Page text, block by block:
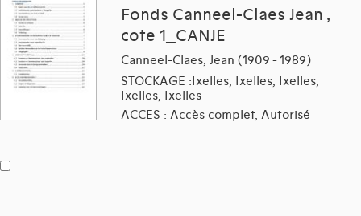
Fonds Canneel-Claes Jean ,
cote 1_CANJE
Canneel-Claes, Jean (1909 - 1989)
STOCKAGE :Ixelles, Ixelles, Ixelles,
Ixelles, Ixelles
ACCES : Accès complet, Autorisé